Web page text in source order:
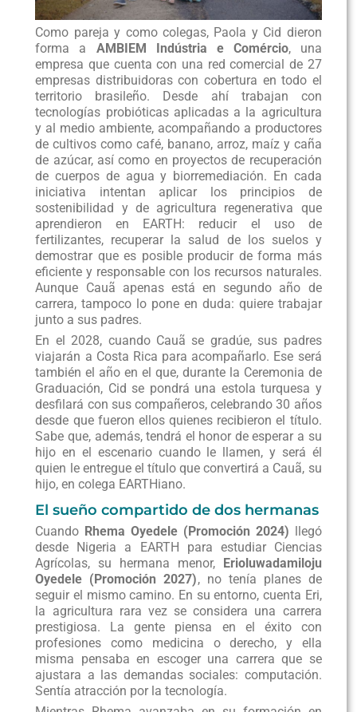
Como pareja y como colegas, Paola y Cid dieron
forma a
AMBIEM Indústria e Comércio, una
empresa que cuenta con una red comercial de 27
empresas distribuidoras con cobertura en todo el
territorio brasileño. Desde ahí trabajan con
tecnologías probióticas aplicadas a la agricultura
y al medio ambiente, acompañando a productores
de cultivos como café, banano, arroz, maíz y caña
de azúcar, así como en proyectos de recuperación
de cuerpos de agua y biorremediación. En cada
iniciativa intentan aplicar los principios de
sostenibilidad y de agricultura regenerativa que
aprendieron en EARTH: reducir el uso de
fertilizantes, recuperar la salud de los suelos y
demostrar que es posible producir de forma más
eficiente y responsable con los recursos naturales.
Aunque Cauã apenas está en segundo año de
carrera, tampoco lo pone en duda: quiere trabajar
junto a sus padres.
En el 2028, cuando Cauã se gradúe, sus padres
viajarán a Costa Rica para acompañarlo. Ese será
también el año en el que, durante la Ceremonia de
Graduación, Cid se pondrá una estola turquesa y
desfilará con sus compañeros, celebrando 30 años
desde que fueron ellos quienes recibieron el título.
Sabe que, además, tendrá el honor de esperar a su
hijo en el escenario cuando le llamen, y será él
quien le entregue el título que convertirá a Cauã, su
hijo, en colega EARTHiano.
El sueño compartido de dos hermanas
Cuando Rhema Oyedele (Promoción 2024) llegó
desde Nigeria a EARTH para estudiar Ciencias
Agrícolas, su hermana menor,
Erioluwadamiloju
Oyedele (Promoción 2027), no tenía planes de
seguir el mismo camino. En su entorno, cuenta Eri,
la agricultura rara vez se considera una carrera
prestigiosa. La gente piensa en el éxito con
profesiones como medicina o derecho, y ella
misma pensaba en escoger una carrera que se
ajustara a las demandas sociales: computación.
Sentía atracción por la tecnología.